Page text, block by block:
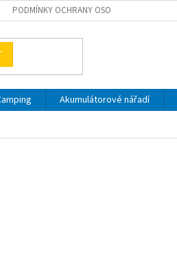
PODMÍNKY OCHRANY OSOBNÍCH ÚDAJŮ
Akumulátorové nářadí